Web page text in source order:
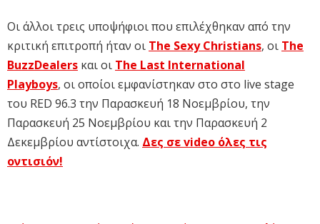
Οι άλλοι τρεις υποψήφιοι που επιλέχθηκαν από την
κριτική επιτροπή ήταν οι The Sexy Christians, οι The
BuzzDealers και οι The Last International
Playboys, οι οποίοι εμφανίστηκαν στο στο live stage
του RED 96.3 την Παρασκευή 18 Νοεμβρίου, την
Παρασκευή 25 Νοεμβρίου και την Παρασκευή 2
Δεκεμβρίου αντίστοιχα. Δες σε video όλες τις
οντισιόν!